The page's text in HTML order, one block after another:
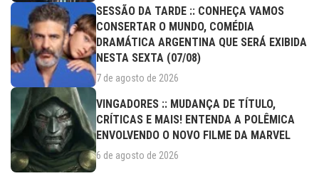
SESSÃO DA TARDE :: CONHEÇA VAMOS
CONSERTAR O MUNDO, COMÉDIA
DRAMÁTICA ARGENTINA QUE SERÁ EXIBIDA
NESTA SEXTA (07/08)
7 de agosto de 2026
VINGADORES :: MUDANÇA DE TÍTULO,
CRÍTICAS E MAIS! ENTENDA A POLÊMICA
ENVOLVENDO O NOVO FILME DA MARVEL
6 de agosto de 2026